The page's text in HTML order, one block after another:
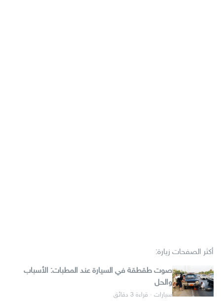
أكثر الصفحات زيارة:
صوت طقطقة في السيارة عند المطبات: الأسباب
والحل
سيارات · قراءة 3 دقائق